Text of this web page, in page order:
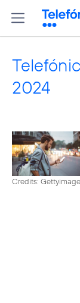
2024
Credits: